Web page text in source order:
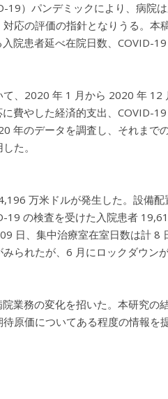
19）パンデミックにより、病院
応の評価の指針となりうる。
院患者延べ在院日数、COVID-
、2020 年 1 月から 2020 年
費やした経済的支出、COVID-
年のデータを調査し、それま
た。
万米ドルが発生した。設備
19 の検査を受けた入院患者
日、集中治療室在室日数は計
られたが、6 月にロックダウン
業務の変化を招いた。本研究
原価についてある程度の情報を